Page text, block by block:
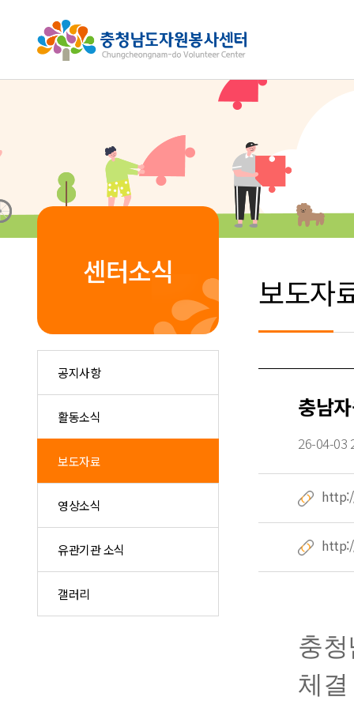
센터소식
공지사항
활동소식
보도자료
영상소식
유관기관 소식
갤러리
보도자
충남
26-04-03
충
체결